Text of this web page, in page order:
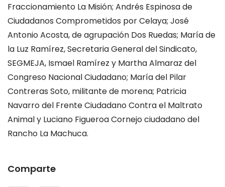
Fraccionamiento La Misión; Andrés Espinosa de
Ciudadanos Comprometidos por Celaya; José
Antonio Acosta, de agrupación Dos Ruedas; María de
la Luz Ramírez, Secretaria General del Sindicato,
SEGMEJA, Ismael Ramírez y Martha Almaraz del
Congreso Nacional Ciudadano; María del Pilar
Contreras Soto, militante de morena; Patricia
Navarro del Frente Ciudadano Contra el Maltrato
Animal y Luciano Figueroa Cornejo ciudadano del
Rancho La Machuca.
Comparte